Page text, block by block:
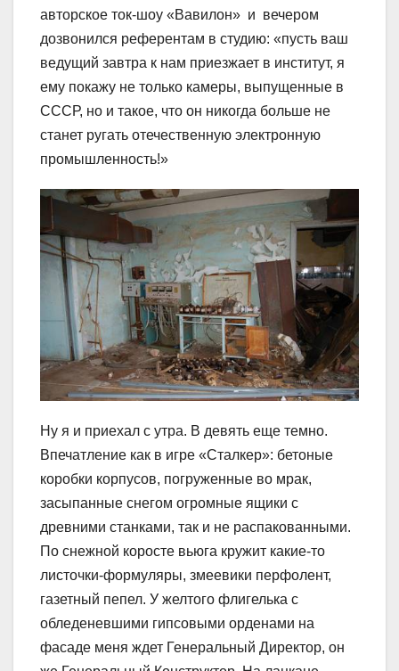
авторское ток-шоу «Вавилон» и вечером
дозвонился референтам в студию: «пусть ваш
ведущий завтра к нам приезжает в институт, я
ему покажу не только камеры, выпущенные в
СССР, но и такое, что он никогда больше не
станет ругать отечественную электронную
промышленность!»
Ну я и приехал с утра. В девять еще темно.
Впечатление как в игре «Сталкер»: бетоные
коробки корпусов, погруженные во мрак,
засыпанные снегом огромные ящики с
древними станками, так и не распакованными.
По снежной коросте вьюга кружит какие-то
листочки-формуляры, змеевики перфолент,
газетный пепел. У желтого флигелька с
обледеневшими гипсовыми орденами на
фасаде меня ждет Генеральный Директор, он